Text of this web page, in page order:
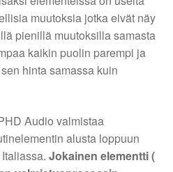
muutoksia jotka eivät näy
pienillä muutoksilla samasta
kaikin puolin parempi ja
hinta samassa kuin
Audio valmistaa
alusta loppuun
Jokainen elementti (